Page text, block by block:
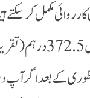
مکمل
کے بعد اگر آپ